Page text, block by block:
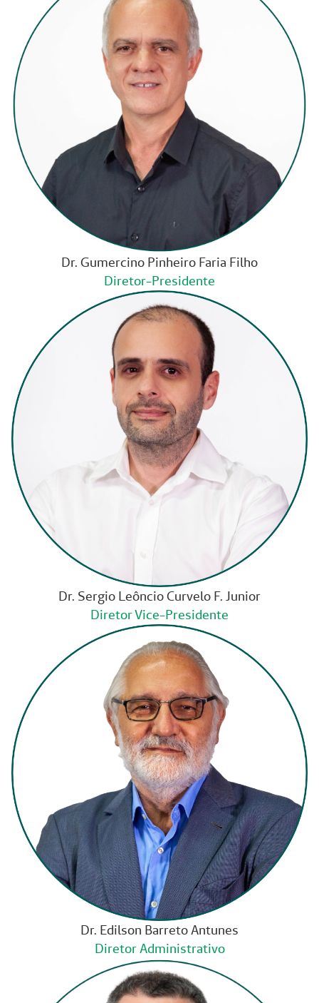
Dr. Gumercino Pinheiro Faria Filho
Diretor-Presidente
Dr. Sergio Leôncio Curvelo F. Junior
Diretor Vice-Presidente
Dr. Edilson Barreto Antunes
Diretor Administrativo